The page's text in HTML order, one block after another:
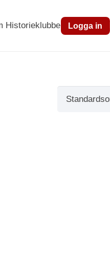
Historieklubben Logga in